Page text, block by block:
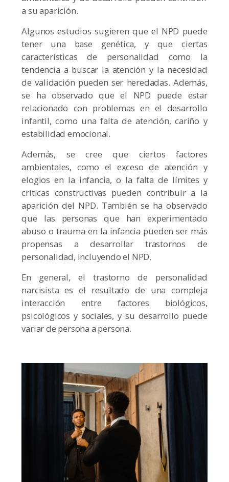
a su aparición.
Algunos estudios sugieren que el NPD puede
tener una base genética, y que ciertas
características de personalidad como la
tendencia a buscar la atención y la necesidad
de validación pueden ser heredadas. Además,
se ha observado que el NPD puede estar
relacionado con problemas en el desarrollo
infantil, como una falta de atención, cariño y
estabilidad emocional.
Además, se cree que ciertos factores
ambientales, como el exceso de atención y
elogios en la infancia, o la falta de límites y
críticas constructivas pueden contribuir a la
aparición del NPD. También se ha observado
que las personas que han experimentado
abuso o trauma en la infancia pueden ser más
propensas a desarrollar trastornos de
personalidad, incluyendo el NPD.
En general, el trastorno de personalidad
narcisista es el resultado de una compleja
interacción entre factores biológicos,
psicológicos y sociales, y su desarrollo puede
variar de persona a persona.